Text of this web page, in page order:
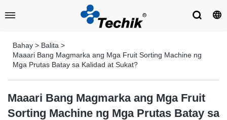
Bahay > Balita >
Maaari Bang Magmarka ang Mga Fruit Sorting Machine ng
Mga Prutas Batay sa Kalidad at Sukat?
Maaari Bang Magmarka ang Mga Fruit
Sorting Machine ng Mga Prutas Batay sa